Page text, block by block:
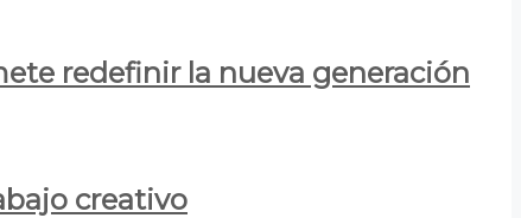
redefinir la nueva generación
creativo